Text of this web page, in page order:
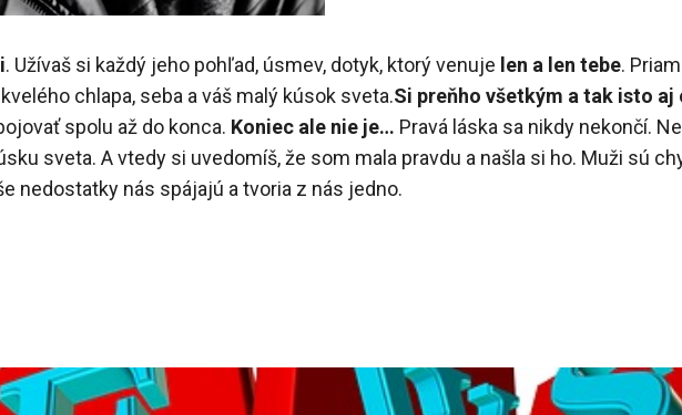
. Užívaš si každý jeho pohľad, úsmev, dotyk, ktorý venuje len a len tebe.
chlapa, seba a váš malý kúsok sveta.Si preňho všetkým a tak isto aj
spolu až do konca. Koniec ale nie je… Pravá láska sa nikdy nekončí.
sveta. A vtedy si uvedomíš, že som mala pravdu a našla si ho. Muži sú
nedostatky nás spájajú a tvoria z nás jedno.